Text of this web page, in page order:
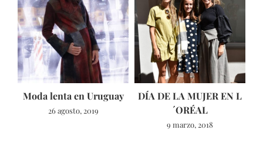
Moda lenta en Uruguay
26 agosto, 2019
DÍA DE LA MUJER EN L
´ORÉAL
9 marzo, 2018